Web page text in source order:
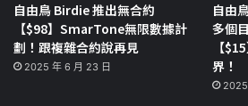
自由鳥 Birdie 推出無合約
【$98】SmarTone無限數據計
劃！跟複雜合約說再見
2025 年 6 月 23 日
自由
多個
【
界！